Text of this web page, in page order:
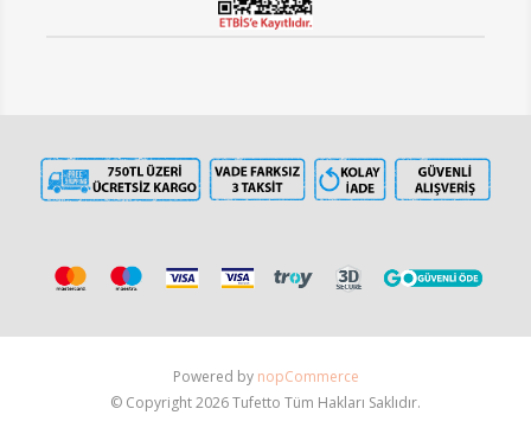
Powered by nopCommerce
© Copyright 2026 Tufetto Tüm Hakları Saklıdır.